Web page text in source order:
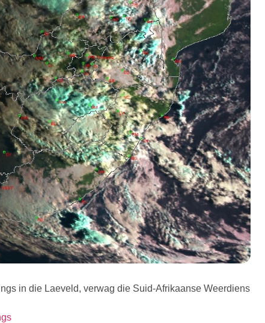
in die Laeveld, verwag die Suid-Afrikaanse Weerdiens